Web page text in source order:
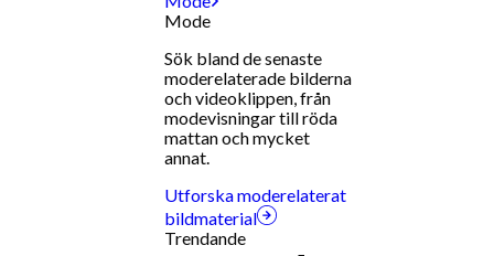
Mode
Sök bland de senaste
moderelaterade bilderna
och videoklippen, från
modevisningar till röda
mattan och mycket
annat.
Utforska moderelaterat
bildmaterial
Trendande